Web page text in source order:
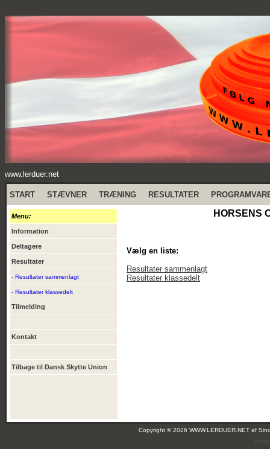
www.lerduer.net
START STÆVNER TRÆNING RESULTATER
Menu:
Information
Deltagere
Resultater
- Resultater sammenlagt
- Resultater klassedelt
Tilmelding
Kontakt
Tilbage til Dansk Skytte Union
HORSENS
Vælg en liste:
Resultater sammenlagt
Resultater klassedelt
Copyright © 2026 WWW.LERDUER.NET af